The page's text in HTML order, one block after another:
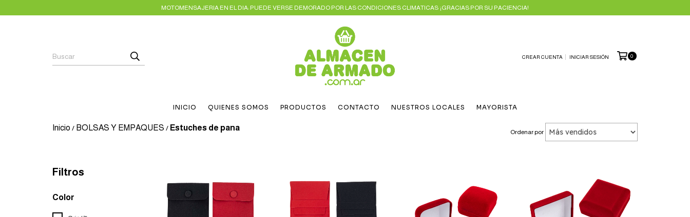
MOTOMENSAJERIA EN EL DIA: PUEDE VERSE DEMORADO POR LAS CONDICIONES CLIMATICAS ¡GRACIAS POR SU PACIENCIA!
CREAR CUENTA INICIAR SESIÓN 0
INICIO QUIENES SOMOS PRODUCTOS CONTACTO NUESTROS LOCALES MAYORISTA
Inicio / BOLSAS Y EMPAQUES / Estuches de pana Ordenar por
Filtros
Color